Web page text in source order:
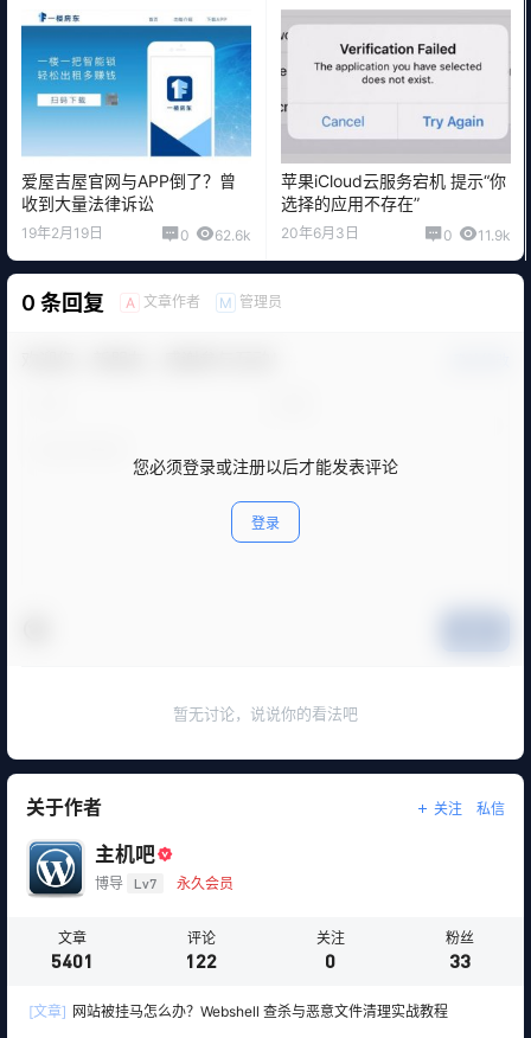
爱屋吉屋官网与APP倒了？曾
收到大量法律诉讼
19年2月19日 0 62.6k
苹果iCloud云服务宕机 提示“你
选择的应用不存在”
20年6月3日 0 11.9k
0 条回复 A 文章作者 M 管理员
您必须登录或注册以后才能发表评论
登录
暂无讨论，说说你的看法吧
关于作者 关注 私信
主机吧
博导 Lv7 永久会员
文章
5401
评论
122
关注
0
粉丝
33
[文章] 网站被挂马怎么办？Webshell 查杀与恶意文件清理实战教程